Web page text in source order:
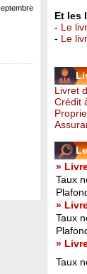
Et les
- Le
- Le
Livret
Crédit
»
Taux
»
Taux
»
Taux